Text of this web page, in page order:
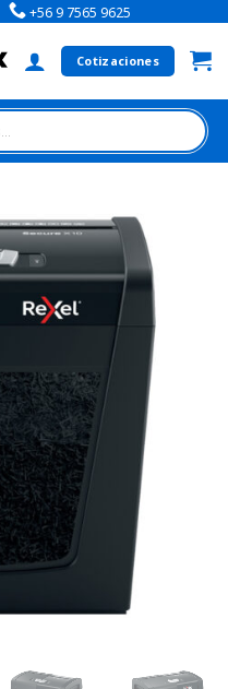
+56 9 7565 9625
Cotizaciones